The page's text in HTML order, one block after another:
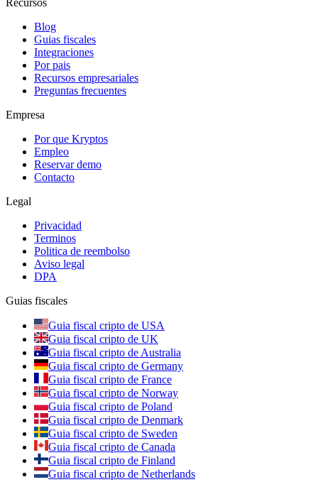
Blog
Guias fiscales
Integraciones
Por pais
Recursos empresariales
Preguntas frecuentes
Empresa
Por que Kryptos
Empleo
Reservar demo
Contacto
Legal
Privacidad
Terminos
Politica de reembolso
Aviso legal
DPA
Guias fiscales
Guia fiscal cripto de USA
Guia fiscal cripto de UK
Guia fiscal cripto de Australia
Guia fiscal cripto de Germany
Guia fiscal cripto de France
Guia fiscal cripto de Norway
Guia fiscal cripto de Poland
Guia fiscal cripto de Denmark
Guia fiscal cripto de Sweden
Guia fiscal cripto de Canada
Guia fiscal cripto de Finland
Guia fiscal cripto de Netherlands